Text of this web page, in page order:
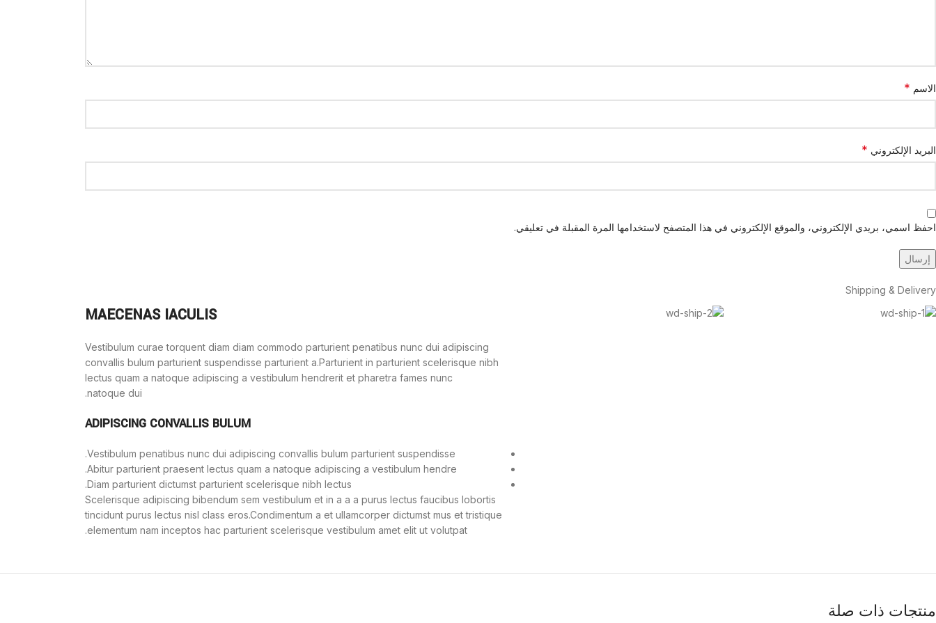
الاسم *
البريد الإلكتروني *
احفظ اسمي، بريدي الإلكتروني، والموقع الإلكتروني في هذا المتصفح لاستخدامها المرة المقبلة في تعليقي.
Shipping & Delivery
MAECENAS IACULIS
Vestibulum curae torquent diam diam commodo parturient penatibus nunc dui adipiscing
convallis bulum parturient suspendisse parturient a.Parturient in parturient scelerisque nibh
lectus quam a natoque adipiscing a vestibulum hendrerit et pharetra fames nunc
natoque dui.
ADIPISCING CONVALLIS BULUM
Vestibulum penatibus nunc dui adipiscing convallis bulum parturient suspendisse.
Abitur parturient praesent lectus quam a natoque adipiscing a vestibulum hendre.
Diam parturient dictumst parturient scelerisque nibh lectus.
Scelerisque adipiscing bibendum sem vestibulum et in a a a purus lectus faucibus lobortis
tincidunt purus lectus nisl class eros.Condimentum a et ullamcorper dictumst mus et tristique
elementum nam inceptos hac parturient scelerisque vestibulum amet elit ut volutpat.
منتجات ذات صلة